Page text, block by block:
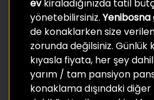
evkiraladığınızda tatil
yönetebilirsiniz. Yenibosna
de konaklarken size
zorunda değilsiniz.
kıyasla fiyata, her şey
yarım / tam pansiyon
konaklama dışındaki